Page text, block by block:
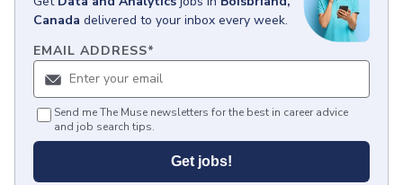
Canada delivered to your inbox every week.
EMAIL ADDRESS*
Send me The Muse newsletters for the best in career advice
and job search tips.
Get jobs!